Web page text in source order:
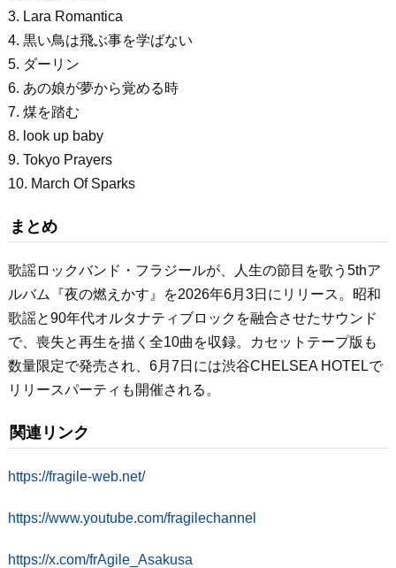
3. Lara Romantica
4. 黒い鳥は飛ぶ事を学ばない
5. ダーリン
6. あの娘が夢から覚める時
7. 煤を踏む
8. look up baby
9. Tokyo Prayers
10. March Of Sparks
まとめ
歌謡ロックバンド・フラジールが、人生の節目を歌う5thア
ルバム『夜の燃えかす』を2026年6月3日にリリース。昭和
歌謡と90年代オルタナティブロックを融合させたサウンド
で、喪失と再生を描く全10曲を収録。カセットテープ版も
数量限定で発売され、6月7日には渋谷CHELSEA HOTELで
リリースパーティも開催される。
関連リンク
https://fragile-web.net/
https://www.youtube.com/fragilechannel
https://x.com/frAgile_Asakusa